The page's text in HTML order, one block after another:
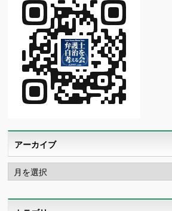
アーカイブ
ア
ー
カ